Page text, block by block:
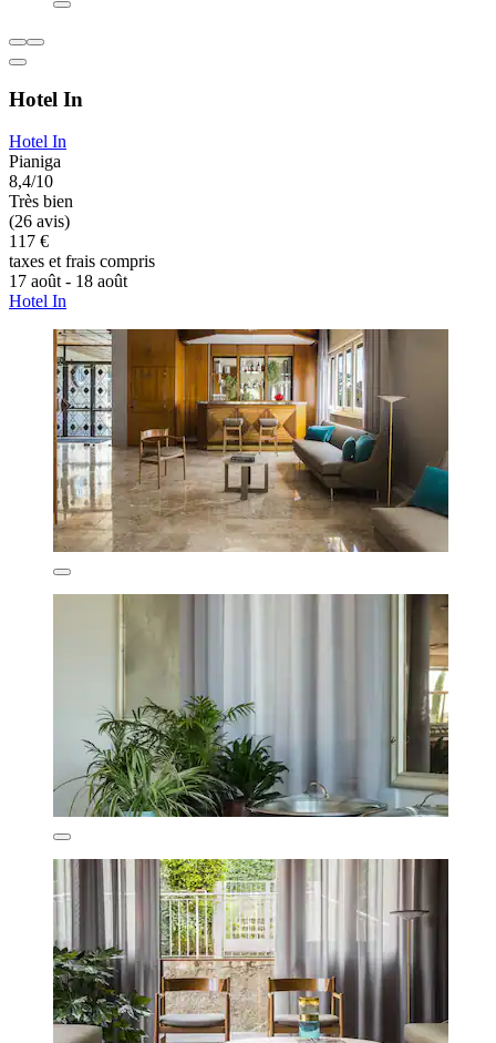
Hotel In
Hotel In
Pianiga
8,4/10
Très bien
(26 avis)
117 €
taxes et frais compris
17 août - 18 août
Hotel In